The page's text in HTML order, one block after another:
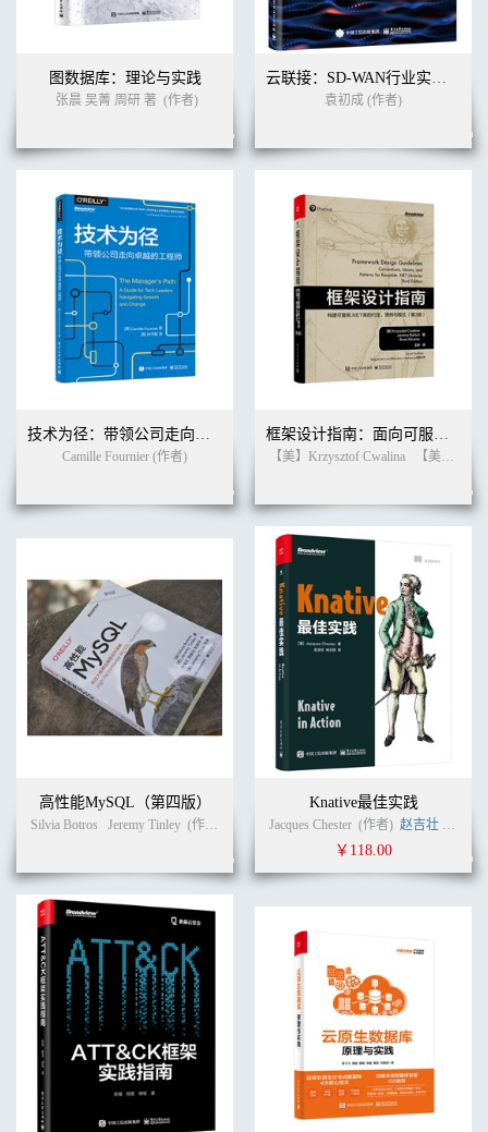
图数据库：理论与实践
张晨 吴菁 周研 著 (作者)
云联接：SD-WAN行业实践与前沿技术
袁初成 (作者)
技术为径：带领公司走向卓越的工程师
Camille Fournier (作者)
框架设计指南：面向可服用.NET库的规约、惯例与模式（第3版）
【美】Krzysztof Cwalina 【美】Jeremy Barton
高性能MySQL（第四版）
Silvia Botros Jeremy Tinley (作者) 周振兴 张新铭 (译者)
Knative最佳实践
Jacques Chester (作者) 赵吉壮 杨云
￥118.00